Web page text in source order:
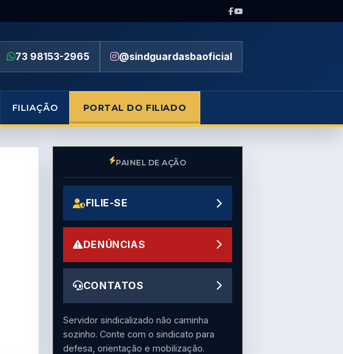
73 98153-2965 @sindguardasbaoficial
FILIAÇÃO PORTAL DO FILIADO
PAINEL DE AÇÃO
FILIE-SE
DENÚNCIAS
CONTATOS
Servidor sindicalizado não caminha
sozinho. Conte com o sindicato para
defesa, orientação e mobilização.